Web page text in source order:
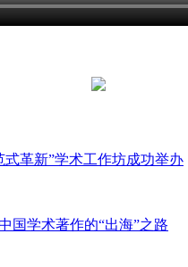
革新”学术工作坊成功举办
国学术著作的“出海”之路